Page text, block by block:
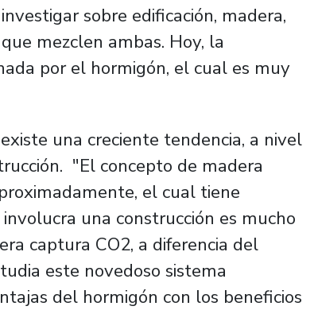
sobre edificación, madera,
mezclen ambas. Hoy, la
por el hormigón, el cual es muy
una creciente tendencia, a nivel
"El concepto de madera
el cual tiene
una construcción es mucho
captura CO2, a diferencia del
este novedoso sistema
del hormigón con los beneficios